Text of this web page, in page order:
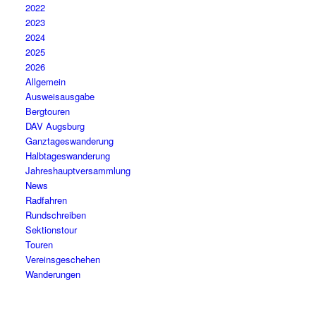
2022
2023
2024
2025
2026
Allgemein
Ausweisausgabe
Bergtouren
DAV Augsburg
Ganztageswanderung
Halbtageswanderung
Jahreshauptversammlung
News
Radfahren
Rundschreiben
Sektionstour
Touren
Vereinsgeschehen
Wanderungen